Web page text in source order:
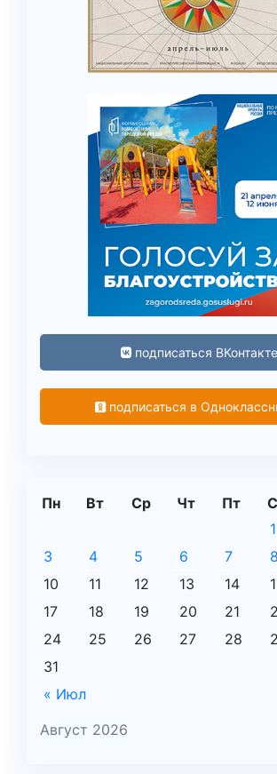
подписаться ВКонтакте
подписаться в
Август 2026
Пн Вт Ср Чт Пт
« Июл
1
3
4 5 6 7 8
10
11 12 13 14
17
18 19 20 21
24
25 26 27 28
31